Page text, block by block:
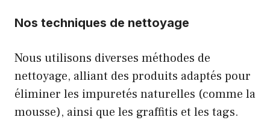
Nos techniques de nettoyage
Nous utilisons diverses méthodes de
nettoyage, alliant des produits adaptés pour
éliminer les impuretés naturelles (comme la
mousse), ainsi que les graffitis et les tags.